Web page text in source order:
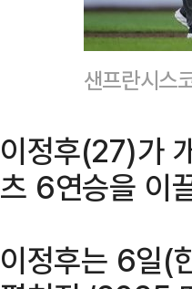
샌프란시
이정후(27)가
츠 6연승을 이
이정후는 6일(